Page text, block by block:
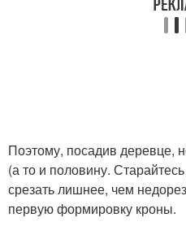
Поэтому, посадив деревце,
(а то и половину.
срезать лишнее, чем
первую формировку кроны.